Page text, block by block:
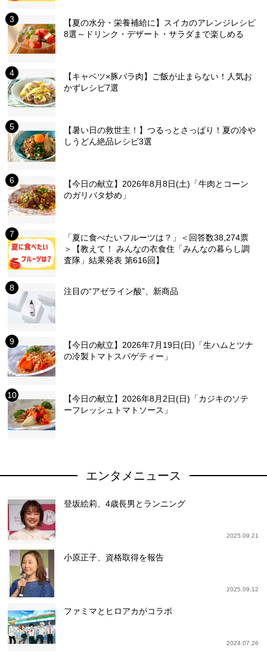
【夏の水分・栄養補給に】スイカのアレンジレシピ
8選～ドリンク・デザート・サラダまで楽しめる
【キャベツ×豚バラ肉】ご飯が止まらない！人気お
かずレシピ7選
【暑い日の救世主！】つるっとさっぱり！夏の冷や
しうどん絶品レシピ3選
【今日の献立】2026年8月8日(土)「牛肉とコーン
のガリバタ炒め」
「夏に食べたいフルーツは？」＜回答数38,274票
＞【教えて！ みんなの衣食住「みんなの暮らし調
査隊」結果発表 第616回】
注目の“アゼライン酸”、新商品
【今日の献立】2026年7月19日(日)「生ハムとツナ
の冷製トマトスパゲティー」
【今日の献立】2026年8月2日(日)「カジキのソテ
ーフレッシュトマトソース」
エンタメニュース
登坂絵莉、4歳長男とランニング
2025.09.21
小原正子、資格取得を報告
2025.09.12
ファミマとヒロアカがコラボ
2024.07.26